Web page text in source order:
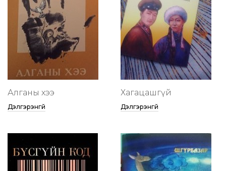
Алганы хээ
Дэлгэрэнгүй
Хагацашгүй
Дэлгэрэнгүй